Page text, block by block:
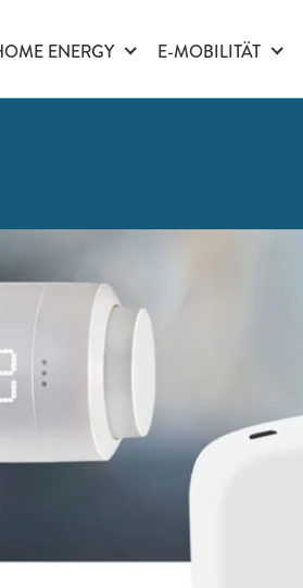
ENERGY E-MOBILITÄT